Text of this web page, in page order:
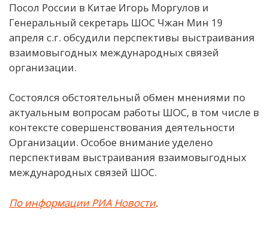
Посол России в Китае Игорь Моргулов и
Генеральный секретарь ШОС Чжан Мин 19
апреля с.г. обсудили перспективы выстраивания
взаимовыгодных международных связей
организации.
Состоялся обстоятельный обмен мнениями по
актуальным вопросам работы ШОС, в том числе в
контексте совершенствования деятельности
Организации. Особое внимание уделено
перспективам выстраивания взаимовыгодных
международных связей ШОС.
По информации РИА Новости.